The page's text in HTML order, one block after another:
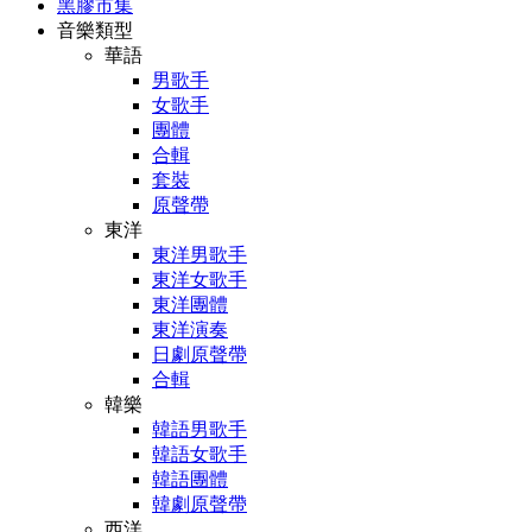
黑膠市集
音樂類型
華語
男歌手
女歌手
團體
合輯
套裝
原聲帶
東洋
東洋男歌手
東洋女歌手
東洋團體
東洋演奏
日劇原聲帶
合輯
韓樂
韓語男歌手
韓語女歌手
韓語團體
韓劇原聲帶